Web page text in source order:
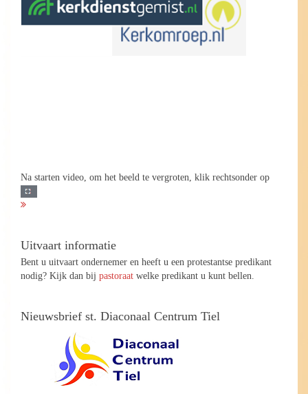
Na starten video, om het beeld te vergroten, klik rechtsonder op
Uitvaart informatie
Bent u uitvaart ondernemer en heeft u een protestantse predikant
nodig? Kijk dan bij pastoraat welke predikant u kunt bellen.
Nieuwsbrief st. Diaconaal Centrum Tiel